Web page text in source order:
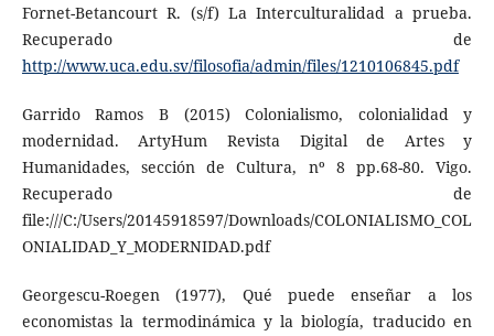
Fornet-Betancourt R. (s/f) La Interculturalidad a prueba.
Recuperado de
http://www.uca.edu.sv/filosofia/admin/files/1210106845.pdf
Garrido Ramos B (2015) Colonialismo, colonialidad y
modernidad. ArtyHum Revista Digital de Artes y
Humanidades, sección de Cultura, nº 8 pp.68-80. Vigo.
Recuperado de
file:///C:/Users/20145918597/Downloads/COLONIALISMO_COL
ONIALIDAD_Y_MODERNIDAD.pdf
Georgescu-Roegen (1977), Qué puede enseñar a los
economistas la termodinámica y la biología, traducido en